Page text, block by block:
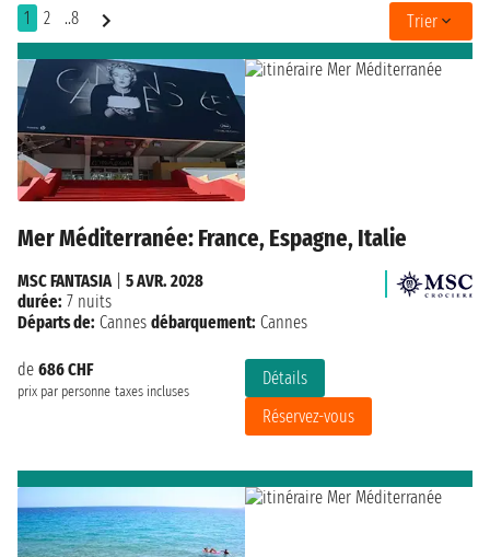
1 2 ..8 Trier
Mer Méditerranée: France, Espagne, Italie
de 686 CHF
prix par personne taxes incluses
Détails
Réservez-vous
MSC FANTASIA
5 AVR. 2028
durée: 7 nuits
Départs de: Cannes débarquement: Cannes